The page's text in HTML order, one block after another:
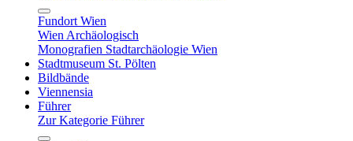
Fundort Wien
Wien Archäologisch
Monografien Stadtarchäologie Wien
Stadtmuseum St. Pölten
Bildbände
Viennensia
Führer
Zur Kategorie Führer